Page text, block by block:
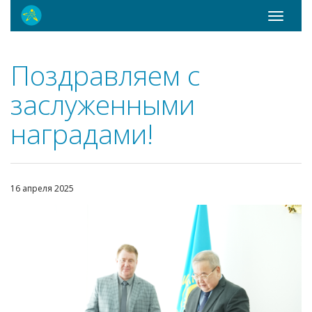
Toggle
Поздравляем с
заслуженными
наградами!
16 апреля 2025